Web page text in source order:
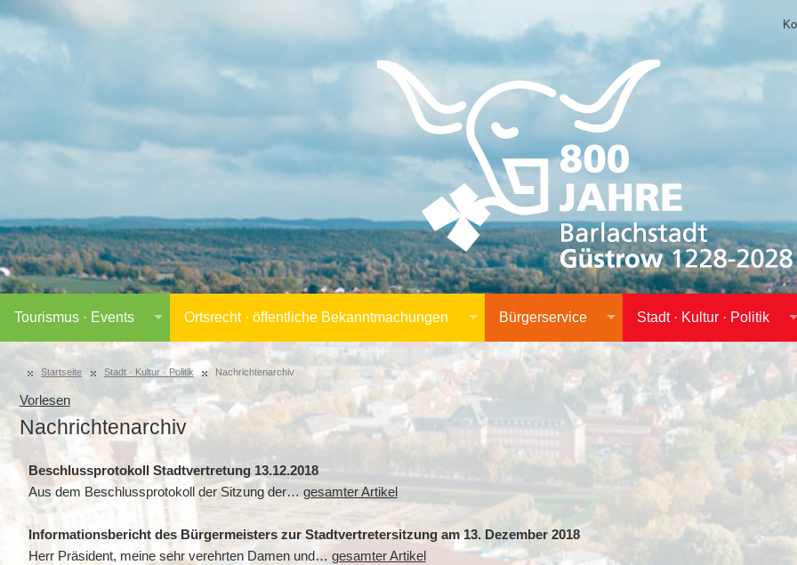
Tourismus · Events Ortsrecht · öffentliche Bekanntmachungen Bürgerservice Stadt · Kultur · Politik
Startseite Stadt · Kultur · Politik Nachrichtenarchiv
Vorlesen
Nachrichtenarchiv
Beschlussprotokoll Stadtvertretung 13.12.2018
Aus dem Beschlussprotokoll der Sitzung der… gesamter Artikel
Informationsbericht des Bürgermeisters zur Stadtvertretersitzung am 13. Dezember 2018
Herr Präsident, meine sehr verehrten Damen und… gesamter Artikel